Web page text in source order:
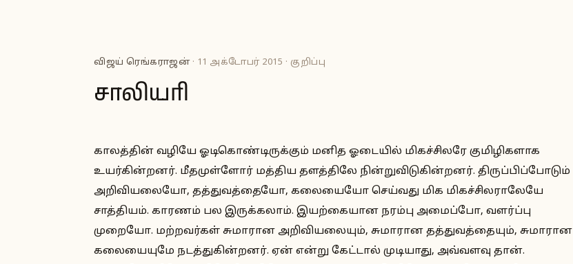
விஜய் ரெங்கராஜன்· 11 அக்டோபர் 2015 · குறிப்பு
சாலியரி
காலத்தின் வழியே ஓடிகொண்டிருக்கும் மனித ஓடையில் மிகச்சிலரே குமிழிகளாக
உயர்கின்றனர். மீதமுள்ளோர் மத்திய தளத்திலே நின்றுவிடுகின்றனர். திருப்பிப்போடும்
அறிவியலையோ, தத்துவத்தையோ, கலையையோ செய்வது மிக மிகச்சிலராலேயே
சாத்தியம். காரணம் பல இருக்கலாம். இயற்கையான நரம்பு அமைப்போ, வளர்ப்பு
முறையோ. மற்றவர்கள் சுமாரான அறிவியலையும், சுமாரான தத்துவத்தையும், சுமாரான
கலையையுமே நடத்துகின்றனர். ஏன் என்று கேட்டால் முடியாது, அவ்வளவு தான்.